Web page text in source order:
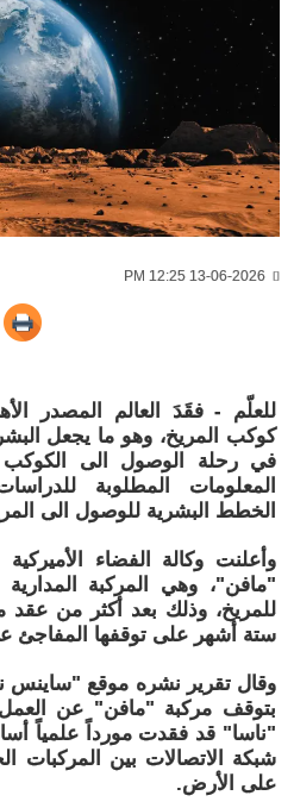
للعلّم - فقَدَ العالم المصدر
كوكب المريخ، وهو ما يجعل
في رحلة الوصول الى الكوكب
المعلومات المطلوبة
الخطط البشرية للوصول الى
وأعلنت وكالة الفضاء
"مافن"، وهي المركبة
للمريخ، وذلك بعد أكثر من عقد
ستة أشهر على توقفها المفاجئ
وقال تقرير نشره موقع "ساينس
بتوقف مركبة "مافن" عن
"ناسا" قد فقدت مورداً علمياً
شبكة الاتصالات بين المركبات
على الأرض.